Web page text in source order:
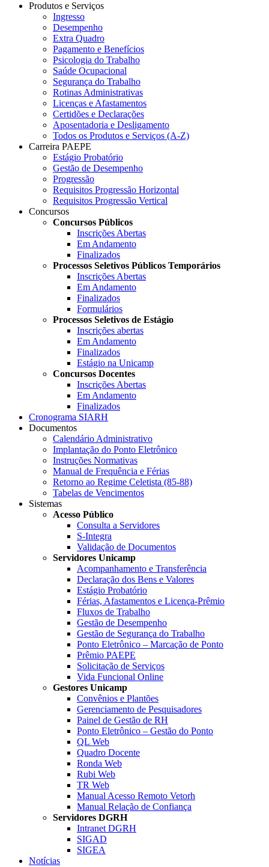
Produtos e Serviços
Ingresso
Desempenho
Extra Quadro
Pagamento e Benefícios
Psicologia do Trabalho
Saúde Ocupacional
Segurança do Trabalho
Rotinas Administrativas
Licenças e Afastamentos
Certidões e Declarações
Aposentadoria e Desligamento
Todos os Produtos e Serviços (A-Z)
Carreira PAEPE
Estágio Probatório
Gestão de Desempenho
Progressão
Requisitos Progressão Horizontal
Requisitos Progressão Vertical
Concursos
Concursos Públicos
Inscrições Abertas
Em Andamento
Finalizados
Processos Seletivos Públicos Temporários
Inscrições Abertas
Em Andamento
Finalizados
Formulários
Processos Seletivos de Estágio
Inscrições abertas
Em Andamento
Finalizados
Estágio na Unicamp
Concursos Docentes
Inscrições Abertas
Em Andamento
Finalizados
Cronograma SIARH
Documentos
Calendário Administrativo
Implantação do Ponto Eletrônico
Instruções Normativas
Manual de Frequência e Férias
Retorno ao Regime Celetista (85-88)
Tabelas de Vencimentos
Sistemas
Acesso Público
Consulta a Servidores
S-Integra
Validação de Documentos
Servidores Unicamp
Acompanhamento e Transferência
Declaração dos Bens e Valores
Estágio Probatório
Férias, Afastamentos e Licença-Prêmio
Fluxos de Trabalho
Gestão de Desempenho
Gestão de Segurança do Trabalho
Ponto Eletrônico – Marcação de Ponto
Prêmio PAEPE
Solicitação de Serviços
Vida Funcional Online
Gestores Unicamp
Convênios e Plantões
Gerenciamento de Pesquisadores
Painel de Gestão de RH
Ponto Eletrônico – Gestão do Ponto
QL Web
Quadro Docente
Ronda Web
Rubi Web
TR Web
Manual Acesso Remoto Vetorh
Manual Relação de Confiança
Servidores DGRH
Intranet DGRH
SIGAD
SIGEA
Notícias